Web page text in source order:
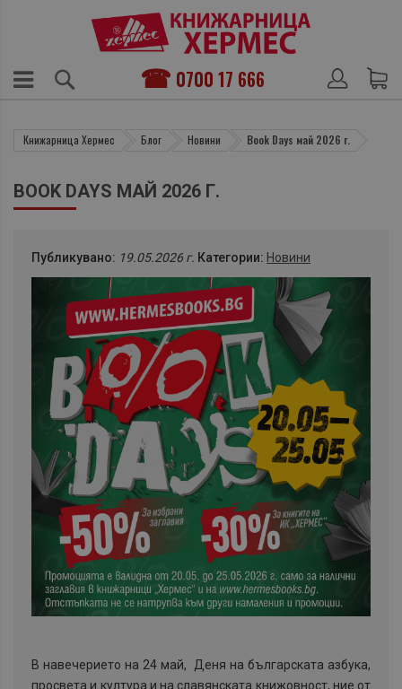
0700 17 666
Книжарница Хермес Блог Новини Book Days май 2026 г.
BOOK DAYS МАЙ 2026 Г.
Публикувано: 19.05.2026 г. Категории: Новини
В навечерието на 24 май, Деня на българската азбука,
просвета и култура и на славянската книжовност, ние от